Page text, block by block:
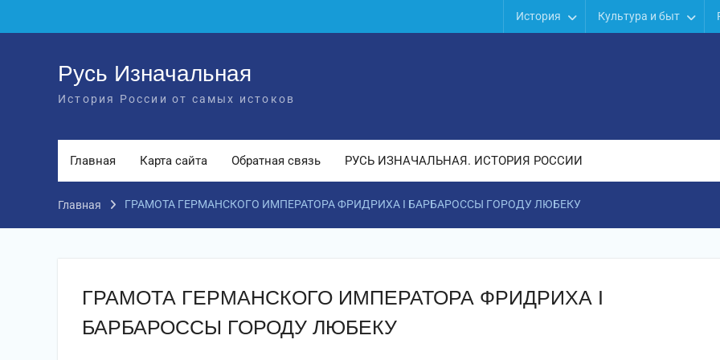
История Культура и быт
Русь Изначальная
История России от самых истоков
Главная Карта сайта Обратная связь РУСЬ ИЗНАЧАЛЬНАЯ. ИСТОРИЯ РОССИИ
Главная ГРАМОТА ГЕРМАНСКОГО ИМПЕРАТОРА ФРИДРИХА I БАРБАРОССЫ ГОРОДУ ЛЮБЕКУ
ГРАМОТА ГЕРМАНСКОГО ИМПЕРАТОРА ФРИДРИХА I
БАРБАРОССЫ ГОРОДУ ЛЮБЕКУ